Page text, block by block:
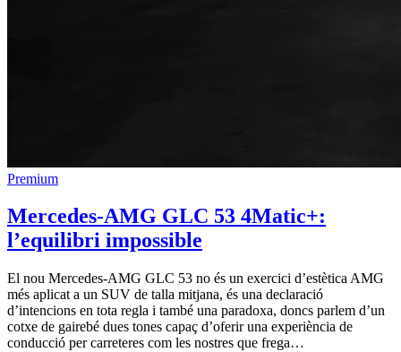
Premium
Mercedes-AMG GLC 53 4Matic+:
l’equilibri impossible
El nou Mercedes-AMG GLC 53 no és un exercici d’estètica AMG
més aplicat a un SUV de talla mitjana, és una declaració
d’intencions en tota regla i també una paradoxa, doncs parlem d’un
cotxe de gairebé dues tones capaç d’oferir una experiència de
conducció per carreteres com les nostres que frega…